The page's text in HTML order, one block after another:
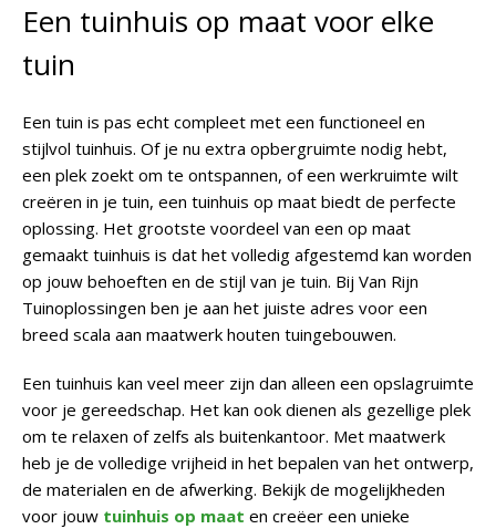
Een tuinhuis op maat voor elke
tuin
Een tuin is pas echt compleet met een functioneel en
stijlvol tuinhuis. Of je nu extra opbergruimte nodig hebt,
een plek zoekt om te ontspannen, of een werkruimte wilt
creëren in je tuin, een tuinhuis op maat biedt de perfecte
oplossing. Het grootste voordeel van een op maat
gemaakt tuinhuis is dat het volledig afgestemd kan worden
op jouw behoeften en de stijl van je tuin. Bij Van Rijn
Tuinoplossingen ben je aan het juiste adres voor een
breed scala aan maatwerk houten tuingebouwen.
Een tuinhuis kan veel meer zijn dan alleen een opslagruimte
voor je gereedschap. Het kan ook dienen als gezellige plek
om te relaxen of zelfs als buitenkantoor. Met maatwerk
heb je de volledige vrijheid in het bepalen van het ontwerp,
de materialen en de afwerking. Bekijk de mogelijkheden
voor jouw tuinhuis op maat en creëer een unieke